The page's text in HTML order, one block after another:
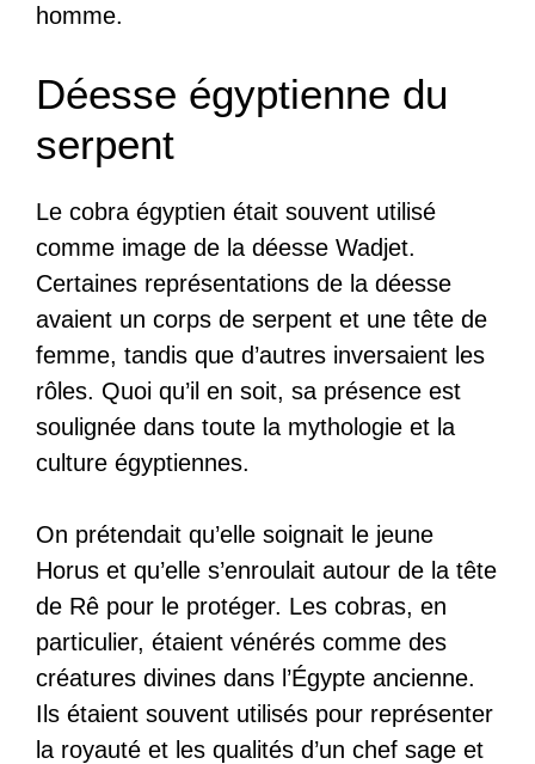
homme.
Déesse égyptienne du
serpent
Le cobra égyptien était souvent utilisé
comme image de la déesse Wadjet.
Certaines représentations de la déesse
avaient un corps de serpent et une tête de
femme, tandis que d’autres inversaient les
rôles. Quoi qu’il en soit, sa présence est
soulignée dans toute la mythologie et la
culture égyptiennes.
On prétendait qu’elle soignait le jeune
Horus et qu’elle s’enroulait autour de la tête
de Rê pour le protéger. Les cobras, en
particulier, étaient vénérés comme des
créatures divines dans l’Égypte ancienne.
Ils étaient souvent utilisés pour représenter
la royauté et les qualités d’un chef sage et